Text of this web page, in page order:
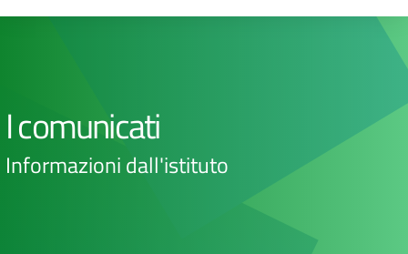
I comunicati
Informazioni dall'istituto